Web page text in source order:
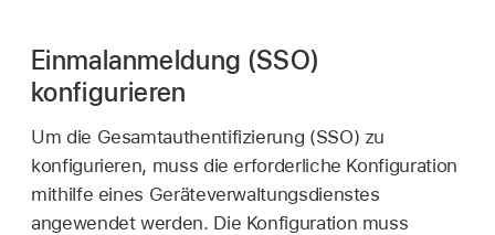
Einmalanmeldung (SSO)
konfigurieren
Um die Gesamtauthentifizierung (SSO) zu
konfigurieren, muss die erforderliche Konfiguration
mithilfe eines Geräteverwaltungsdienstes
angewendet werden. Die Konfiguration muss